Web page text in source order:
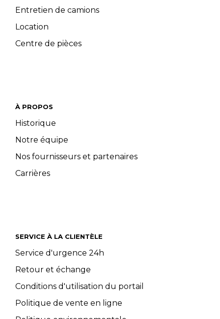
Entretien de camions
Location
Centre de pièces
À PROPOS
Historique
Notre équipe
Nos fournisseurs et partenaires
Carrières
SERVICE À LA CLIENTÈLE
Service d'urgence 24h
Retour et échange
Conditions d'utilisation du portail
Politique de vente en ligne